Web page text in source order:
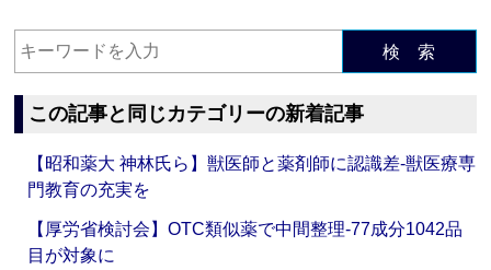
検 索
この記事と同じカテゴリーの新着記事
【昭和薬大 神林氏ら】獣医師と薬剤師に認識差‐獣医療専
門教育の充実を
【厚労省検討会】OTC類似薬で中間整理‐77成分1042品
目が対象に